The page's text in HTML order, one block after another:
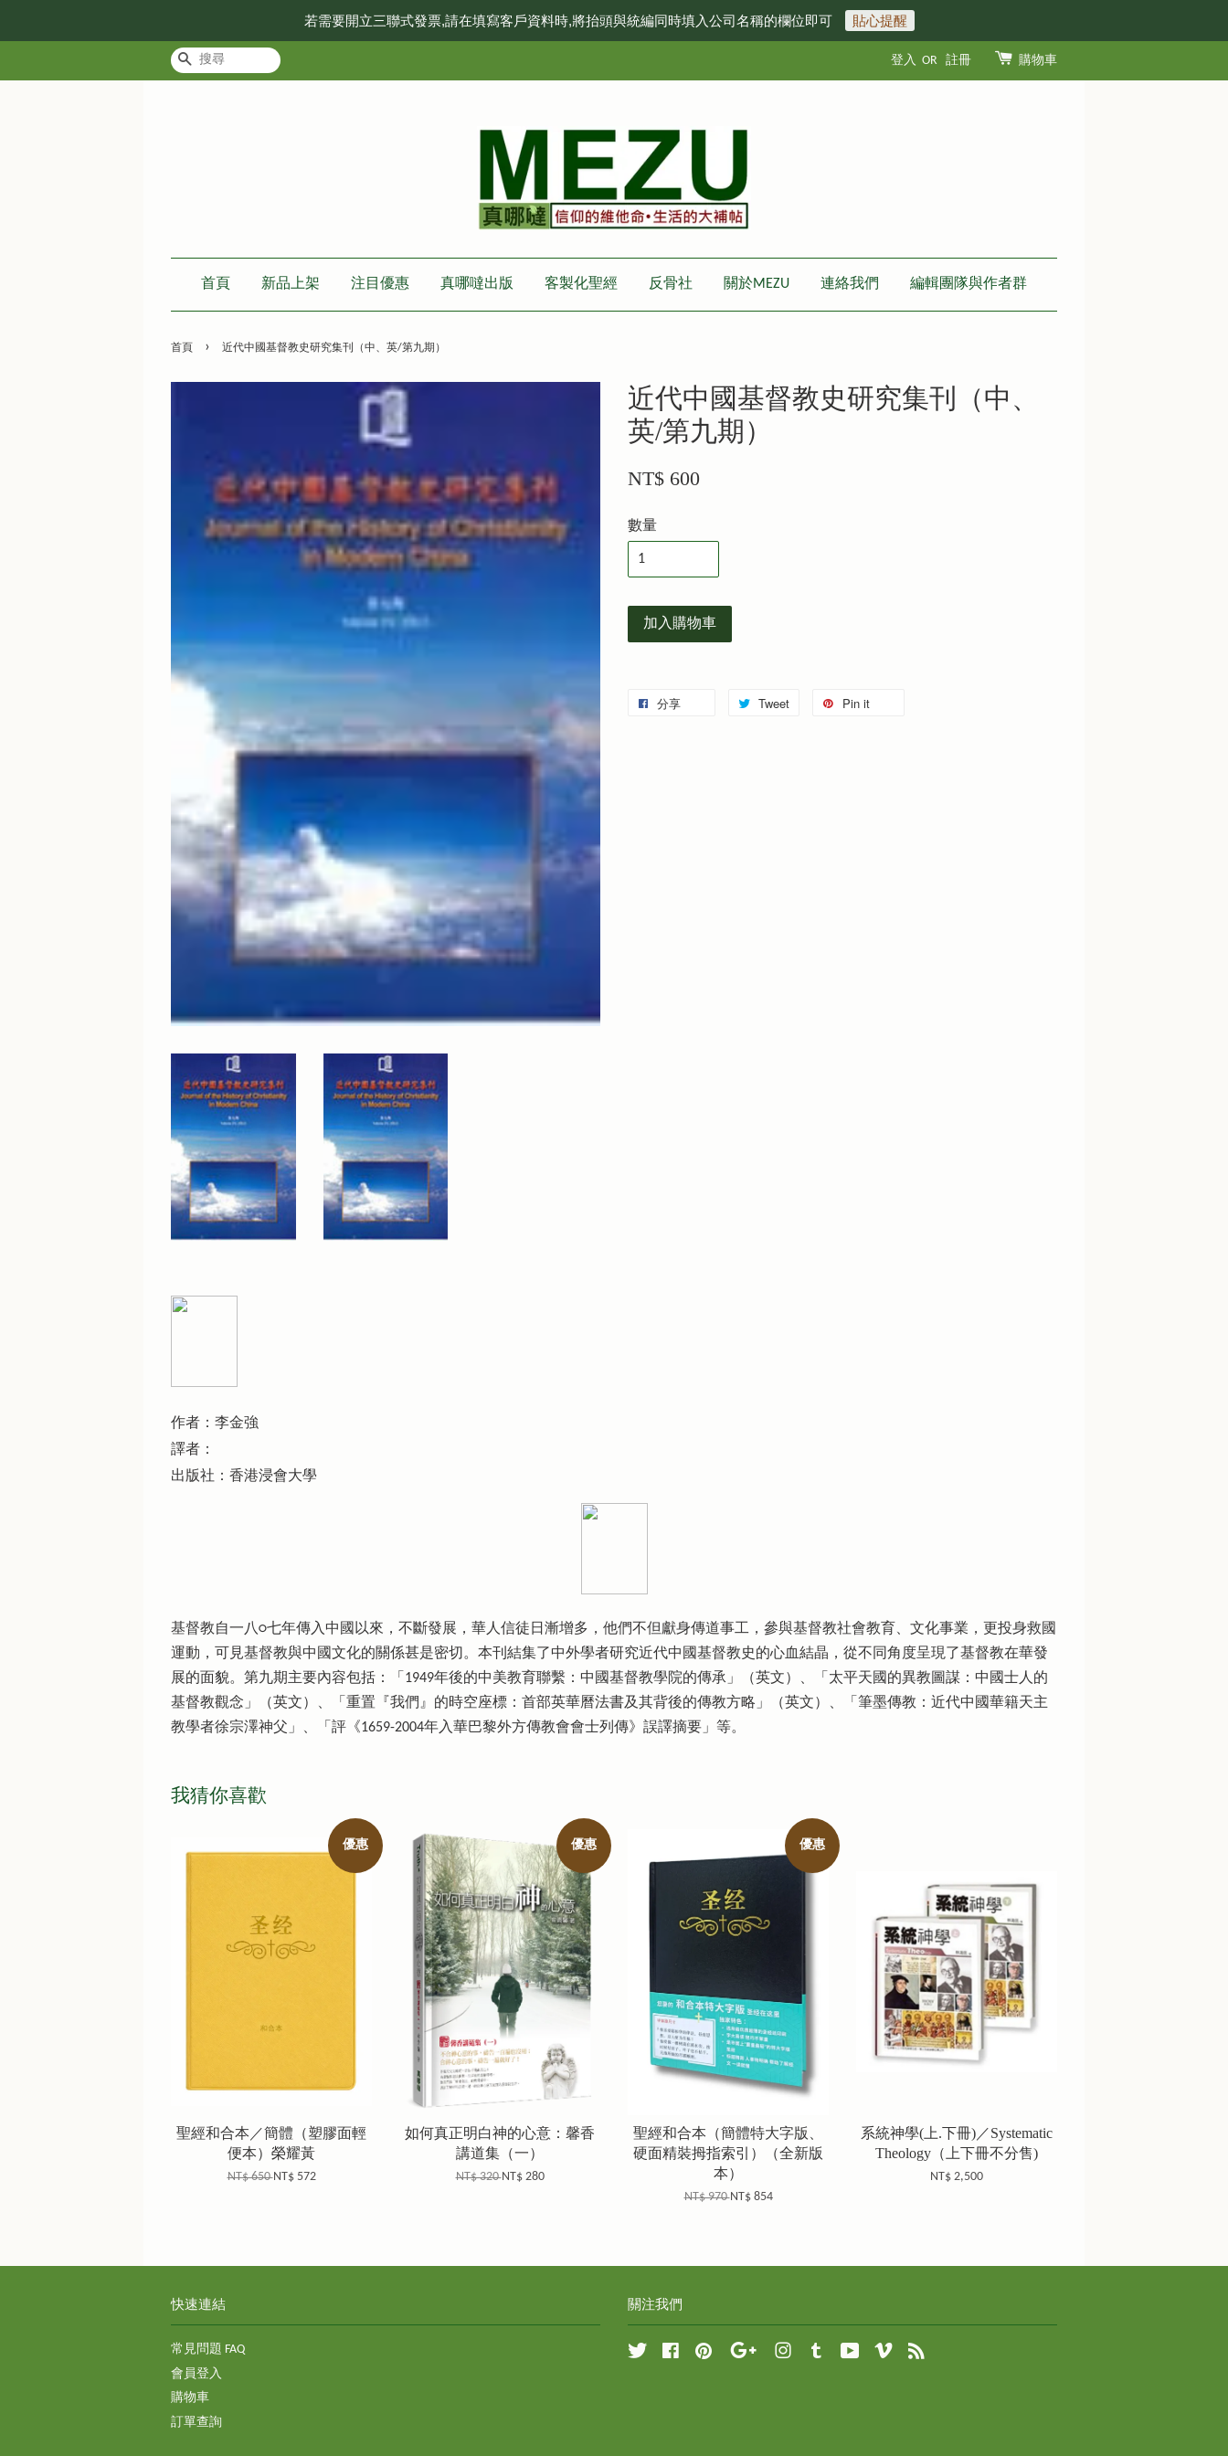
若需要開立三聯式發票,請在填寫客戶資料時,將抬頭與統編同時填入公司名稱的欄位即可 貼心提醒
搜尋 登入 OR 註冊 購物車
首頁 新品上架 注目優惠 真哪噠出版 客製化聖經 反骨社 關於MEZU 連絡我們 編輯團隊與作者群
首頁 › 近代中國基督教史研究集刊（中、英/第九期）
近代中國基督教史研究集刊（中、
英/第九期）
NT$ 600
數量
加入購物車
分享 Tweet Pin it
作者：李金強
譯者：
出版社：香港浸會大學
基督教自一八○七年傳入中國以來，不斷發展，華人信徒日漸增多，他們不但獻身傳道事工，參與基督教社會教育、文化事業，更投身救國
運動，可見基督教與中國文化的關係甚是密切。本刊結集了中外學者研究近代中國基督教史的心血結晶，從不同角度呈現了基督教在華發
展的面貌。第九期主要內容包括：「1949年後的中美教育聯繫：中國基督教學院的傳承」（英文）、「太平天國的異教圖謀：中國士人的
基督教觀念」（英文）、「重置『我們』的時空座標：首部英華曆法書及其背後的傳教方略」（英文）、「筆墨傳教：近代中國華籍天主
教學者徐宗澤神父」、「評《1659-2004年入華巴黎外方傳教會會士列傳》誤譯摘要」等。
我猜你喜歡
優惠
聖經和合本／簡體（塑膠面輕
便本）榮耀黃
NT$ 650NT$ 572
優惠
如何真正明白神的心意：馨香
講道集（一）
NT$ 320NT$ 280
優惠
聖經和合本（簡體特大字版、
硬面精裝拇指索引）（全新版
本）
NT$ 970NT$ 854
系統神學(上.下冊)／Systematic
Theology（上下冊不分售)
NT$ 2,500
快速連結
常見問題 FAQ
會員登入
購物車
訂單查詢
關注我們
Twitter FacebookPinterest Google InstagramTumblr YouTubeVimeo